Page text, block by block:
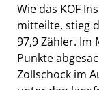
Wie das KOF
mitteilte, stieg
97,9 Zähler. Im
Punkte
Zollschock im